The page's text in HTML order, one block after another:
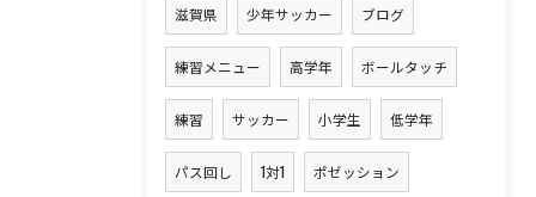
滋賀県 少年サッカー ブログ
練習メニュー 高学年 ボールタッチ
練習 サッカー 小学生 低学年
パス回し 1対1 ポゼッション